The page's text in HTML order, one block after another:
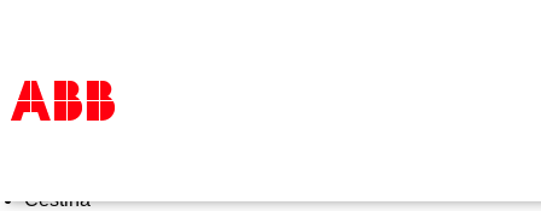
Products & Solutions
Čeština